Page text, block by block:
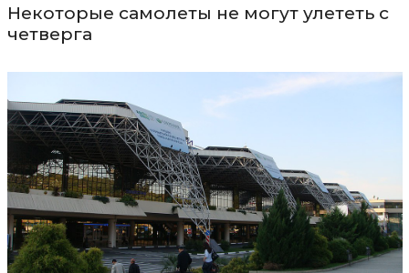
Некоторые самолеты не могут улететь с
четверга